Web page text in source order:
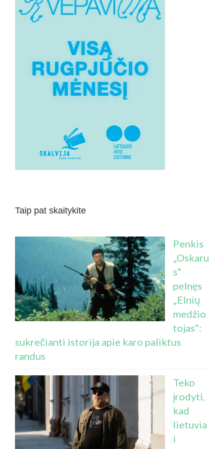
Taip pat skaitykite
Penkis
„Oskaru
s“
pelnęs
„Elnių
medžio
tojas“:
sukrečianti istorija apie karo paliktus
randus
Teko
įrodyti,
kad
lietuvia
i